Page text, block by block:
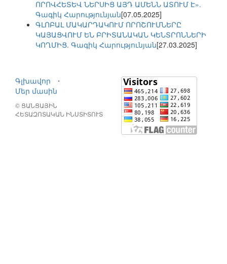
ՈՐՈՎՀԵՏԵՎ ՆԵՐՍԻՑ ԱՅԴ ԱՄԵՆՆ ԱՏՈՒՄ Է».
Գագիկ Հարությունյան[07.05.2025]
ԳԼՈԲԱԼ ՄԱԿԱՐԴԱԿՈՒՄ ՈՐՈՇՈՒՄՆԵՐԸ
ԿԱՅԱՑՎՈՒՄ ԵՆ ԲՐԻՏԱՆԱԿԱՆ ԿԵՆՏՐՈՆՆԵՐԻ
ԿՈՂՄԻՑ. Գագիկ Հարությունյան[27.03.2025]
Գլխավոր
⋅
Մեր մասին
© ՑԱՆՑԱՅԻՆ
ՀԵՏԱԶՈՏԱԿԱՆ ԻՆՍՏԻՏՈՒՏ